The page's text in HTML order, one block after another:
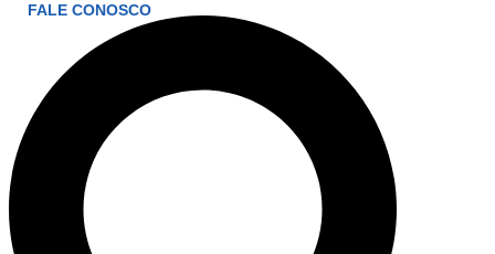
FALE CONOSCO